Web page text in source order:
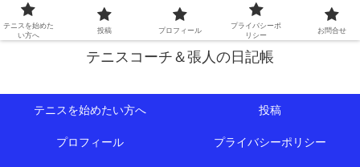
初心者∼中級者向けの情報を中心にテニスライフをサポート！
テニスコーチ＆張人の日記帳
テニスを始めたい方へ 投稿
プロフィール プライバシーポリシー
テニスを始めた
い方へ
投稿 プロフィール
プライバシーポ
リシー
お問合せ